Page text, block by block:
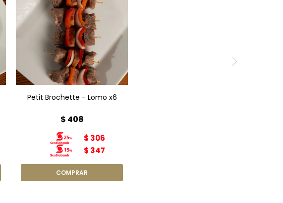
Petit Brochette de Lomo
x6
Petit Brochette - Lomo x6
$ 408
$ 306
$ 347